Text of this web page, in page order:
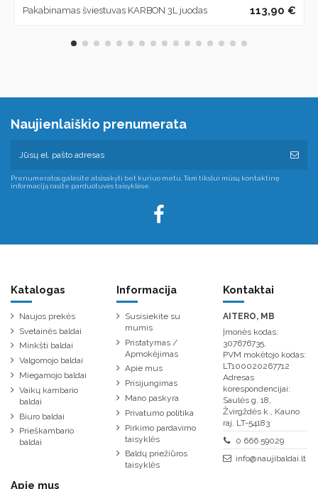
Pakabinamas šviestuvas KARBON 3L juodas 113,90 €
Naujienlaiškio prenumerata
Prenumeratos galėsite atsisakyti bet kuriuo metu. Tam tikslui mūsų kontaktinę
informaciją rasite parduotuvės taisyklėse.
Katalogas
Naujos prekės
Svetainės baldai
Minkšti baldai
Valgomojo baldai
Miegamojo baldai
Vaikų kambario
baldai
Biuro baldai
Prieškambario
baldai
Informacija
Susisiekite su
mumis
Pristatymas /
Apmokėjimas
Apie mus
Prisijungimas
Mano paskyra
Privatumo politika
Pirkimo pardavimo
taisyklės
Baldų priežiūros
taisyklės
Kontaktai
AITERO, MB
Įmonės kodas:
307676735,
PVM mokėtojo kodas:
LT100020267712
Adresas
korespondencijai:
Saulės g. 18,
Žvirgždės k., Kauno
raj. LT-54183
0 666 59029
info@naujibaldai.lt
Apie mus